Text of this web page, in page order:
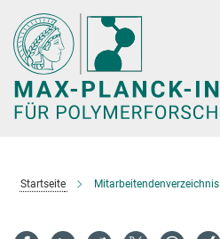
Hauptinhalt
Startseite Mitarbeitendenverzeichnis